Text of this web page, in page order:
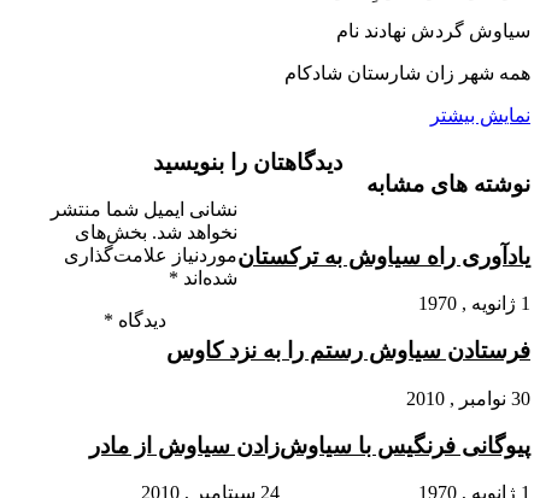
سیاوش گردش نهادند نام
همه شهر زان شارستان شادکام‏
نمایش بیشتر
نوشته های مشابه
یادآورى راه سیاوش به ترکستان
1 ژانویه , 1970
فرستادن سیاوش رستم را به نزد کاوس‏
30 نوامبر , 2010
پیوگانى فرنگیس با سیاوش
1 ژانویه , 1970
زادن سیاوش از مادر
24 سپتامبر , 2010
دیدگاهتان را بنویسید
نشانی ایمیل شما منتشر
نخواهد شد. بخش‌های
موردنیاز علامت‌گذاری
شده‌اند *
دیدگاه *